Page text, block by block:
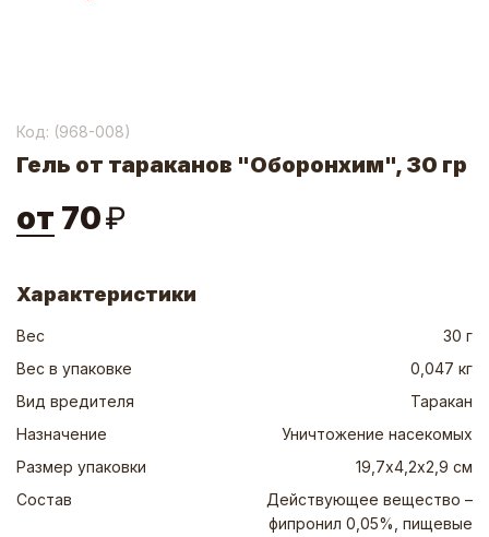
Код: (968-008)
Гель от тараканов "Оборонхим", 30 гр
от 70₽
Характеристики
Вес
30 г
Вес в упаковке
0,047 кг
Вид вредителя
Таракан
Назначение
Уничтожение насекомых
Размер упаковки
19,7х4,2х2,9 см
Состав
Действующее вещество –
фипронил 0,05%, пищевые